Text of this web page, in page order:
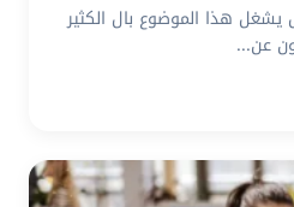
هذا الموضوع بال الكثير
عن...